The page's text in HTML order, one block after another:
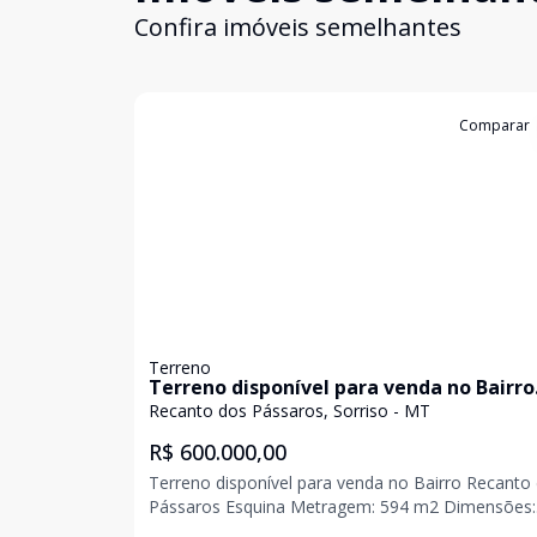
Confira imóveis semelhantes
Comparar
Terreno
Terreno disponível para venda no Bairro
Recanto dos Pássaros
Recanto dos Pássaros, Sorriso - MT
R$ 600.000,00
Terreno disponível para venda no Bairro Recanto
Pássaros Esquina Metragem: 594 m2 Dimensões: